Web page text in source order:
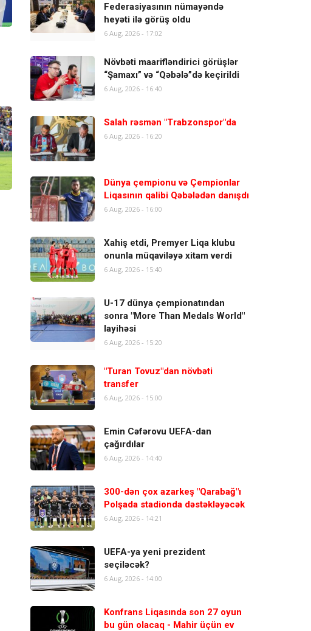
Federasiyasının nümayəndə
heyəti ilə görüş oldu
6 Aug, 2026 - 17:02
Növbəti maarifləndirici görüşlər
“Şamaxı” və “Qəbələ”də keçirildi
6 Aug, 2026 - 16:40
Salah rəsmən "Trabzonspor"da
6 Aug, 2026 - 16:20
Dünya çempionu və Çempionlar
Liqasının qalibi Qəbələdən danışdı
6 Aug, 2026 - 16:00
Xahiş etdi, Premyer Liqa klubu
onunla müqaviləyə xitam verdi
6 Aug, 2026 - 15:40
U-17 dünya çempionatından
sonra "More Than Medals World"
layihəsi
6 Aug, 2026 - 15:20
"Turan Tovuz"dan növbəti
transfer
6 Aug, 2026 - 15:00
Emin Cəfərovu UEFA-dan
çağırdılar
6 Aug, 2026 - 14:40
300-dən çox azarkeş "Qarabağ"ı
Polşada stadionda dəstəkləyəcək
6 Aug, 2026 - 14:21
UEFA-ya yeni prezident
seçiləcək?
6 Aug, 2026 - 14:00
Konfrans Liqasında son 27 oyun
bu gün olacaq - Mahir üçün ev